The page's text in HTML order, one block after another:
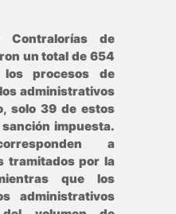
de
un total de 654
los procesos de
administrativos
solo 39 de estos
impuesta.
a
tramitados por la
que los
administrativos